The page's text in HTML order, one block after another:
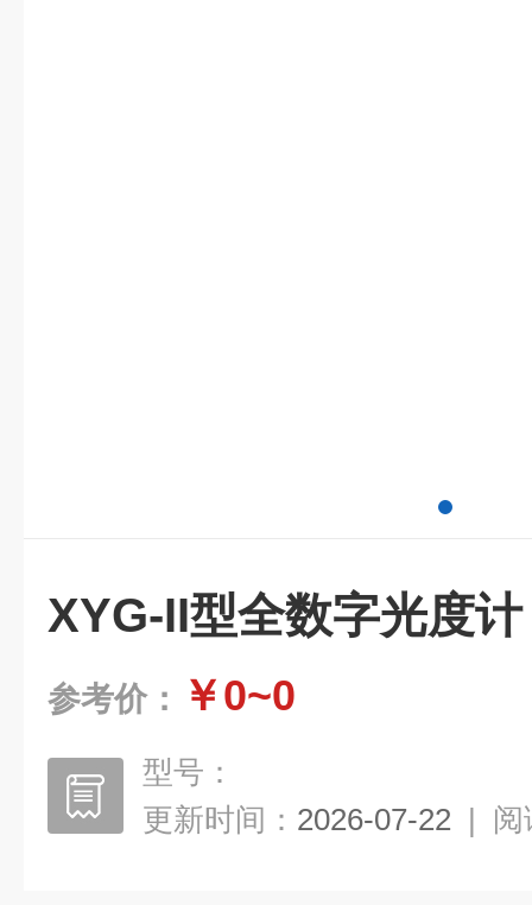
XYG-II型全数字光度
参考价： ￥0~0
型号：
更新时间： 2026-07-22 | 阅